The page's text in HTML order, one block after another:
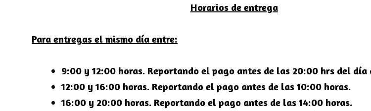
Horarios de entrega
Para entregas el mismo día entre:
9:00 y 12:00 horas. Reportando el pago antes de las 20:00 hrs del
12:00 y 16:00 horas. Reportando el pago antes de las 10:00 horas.
16:00 y 20:00 horas. Reportando el pago antes de las 14:00 horas.